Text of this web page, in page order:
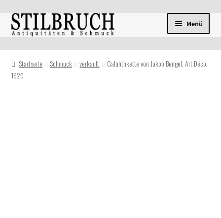
Zur
Navigation
Zum
Inhalt
Menü
Startseite Schmuck verkauft
Galalithkette von Jakob Bengel, Art Déco,
1920